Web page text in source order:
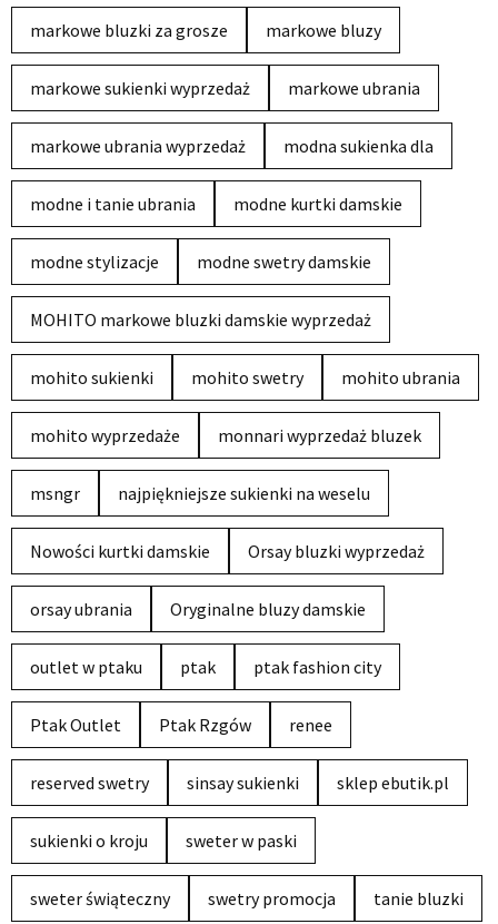
markowe bluzki za grosze markowe bluzy
markowe sukienki wyprzedaż markowe ubrania
markowe ubrania wyprzedaż modna sukienka dla
modne i tanie ubrania modne kurtki damskie
modne stylizacje modne swetry damskie
MOHITO markowe bluzki damskie wyprzedaż
mohito sukienki mohito swetry mohito ubrania
mohito wyprzedaże monnari wyprzedaż bluzek
msngr najpiękniejsze sukienki na weselu
Nowości kurtki damskie Orsay bluzki wyprzedaż
orsay ubrania Oryginalne bluzy damskie
outlet w ptaku ptak ptak fashion city
Ptak Outlet Ptak Rzgów renee
reserved swetry sinsay sukienki sklep ebutik.pl
sukienki o kroju sweter w paski
sweter świąteczny swetry promocja tanie bluzki